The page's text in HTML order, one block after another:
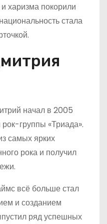
харизма покорили
стала
начал в 2005
рок-группы «Триада».
самых ярких
рока и получил
всё больше стал
и созданием
ряд успешных